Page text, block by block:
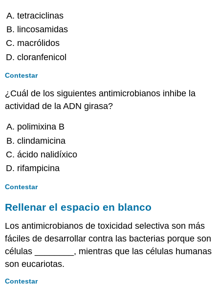
tetraciclinas
lincosamidas
macrólidos
cloranfenicol
Contestar
¿Cuál de los siguientes antimicrobianos inhibe la
actividad de la ADN girasa?
polimixina B
clindamicina
ácido nalidíxico
rifampicina
Contestar
Rellenar el espacio en blanco
Los antimicrobianos de toxicidad selectiva son más
fáciles de desarrollar contra las bacterias porque son
células ________, mientras que las células humanas
son eucariotas.
Contestar